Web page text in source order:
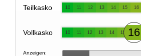
Teilkasko 10 11 12 13 14 15 16
Vollkasko 10 11 12 13 14 15 16
Anzeigen: